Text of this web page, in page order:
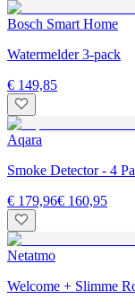
Bosch Smart Home
Watermelder 3-pack
€ 149,85
Aqara
Smoke Detector - 4
€ 179,96€ 160,95
Netatmo
Welcome + Slimme